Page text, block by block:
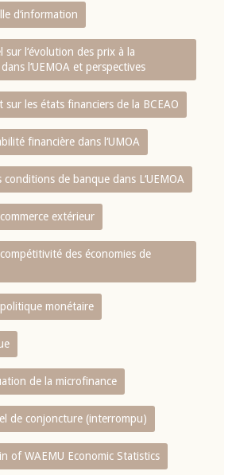
d‘information
sur l‘évolution des prix à la
l‘UEMOA et perspectives
sur les états financiers de la BCEAO
financière dans l‘UMOA
de banque dans L‘UEMOA
extérieur
des économies de
monétaire
de la microfinance
de conjoncture (interrompu)
of WAEMU Economic Statistics